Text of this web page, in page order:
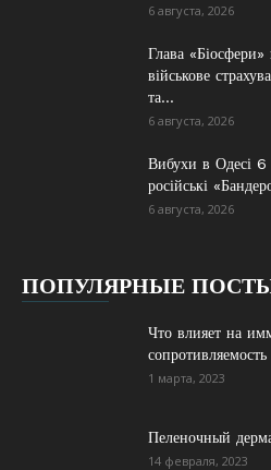
6 августа, 2026
Глава
військове
та...
6 августа, 2026
Вибухи в Одесі 6
російські
6 августа, 2026
ПОПУЛЯРНЫЕ
Что влияет на
1 марта, 2023
Пеленочный
14 февраля, 2023